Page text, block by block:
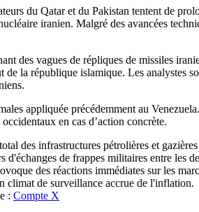
du Qatar et du Pakistan tentent de
iranien. Malgré des avancées
des vagues de répliques de missiles
la république islamique. Les analystes
appliquée précédemment au
en cas d’action concrète.
: Compte X